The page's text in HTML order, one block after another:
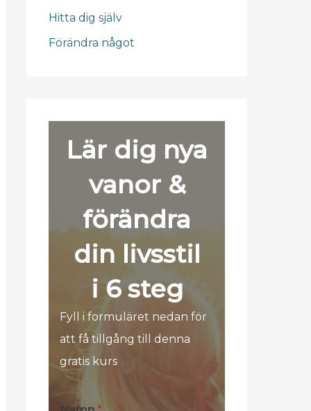
Hitta dig själv
Förändra något
Lär dig nya
vanor &
förändra
din livsstil
i 6 steg
Fyll i formuläret nedan för
att få tillgång till denna
gratis kurs
K